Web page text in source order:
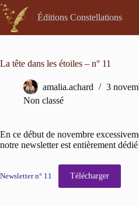
Passer
au
contenu
Éditions Constellations
La tête dans les étoiles – n° 11
amalia.achard
3
Non classé
En ce début de novembre
notre newsletter est entièrement
Newsletter n° 11 Télécharger